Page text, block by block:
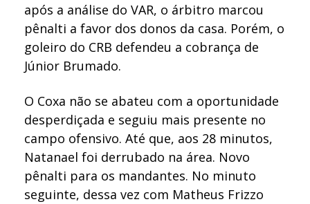
após a análise do VAR, o árbitro marcou
pênalti a favor dos donos da casa. Porém, o
goleiro do CRB defendeu a cobrança de
Júnior Brumado.
O Coxa não se abateu com a oportunidade
desperdiçada e seguiu mais presente no
campo ofensivo. Até que, aos 28 minutos,
Natanael foi derrubado na área. Novo
pênalti para os mandantes. No minuto
seguinte, dessa vez com Matheus Frizzo